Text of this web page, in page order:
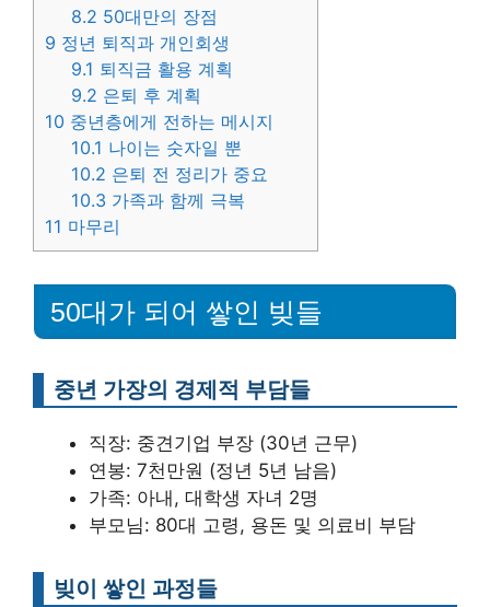
8.2 50대만의 장점
9 정년 퇴직과 개인회생
9.1 퇴직금 활용 계획
9.2 은퇴 후 계획
10 중년층에게 전하는 메시지
10.1 나이는 숫자일 뿐
10.2 은퇴 전 정리가 중요
10.3 가족과 함께 극복
11 마무리
50대가 되어 쌓인 빚들
중년 가장의 경제적 부담들
직장: 중견기업 부장 (30년 근무)
연봉: 7천만원 (정년 5년 남음)
가족: 아내, 대학생 자녀 2명
부모님: 80대 고령, 용돈 및 의료비 부담
빚이 쌓인 과정들